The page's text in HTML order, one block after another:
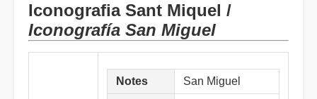
Iconografia Sant Miquel /
Iconografía San Miguel
Notes San Miguel